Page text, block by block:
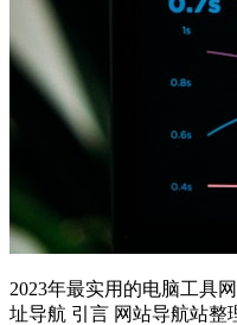
2023年最实用的电脑工具
址导航 引言 网站导航站整